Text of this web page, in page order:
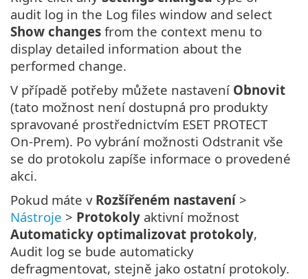
audit log in the Log files window and select
Show changes from the context menu to
display detailed information about the
performed change.
V případě potřeby můžete nastavení Obnovit
(tato možnost není dostupná pro produkty
spravované prostřednictvím ESET PROTECT
On-Prem). Po vybrání možnosti Odstranit vše
se do protokolu zapíše informace o provedené
akci.
Pokud máte v Rozšířeném nastavení>
Nástroje > Protokoly aktivní možnost
Automaticky optimalizovat protokoly,
Audit log se bude automaticky
defragmentovat, stejně jako ostatní protokoly.